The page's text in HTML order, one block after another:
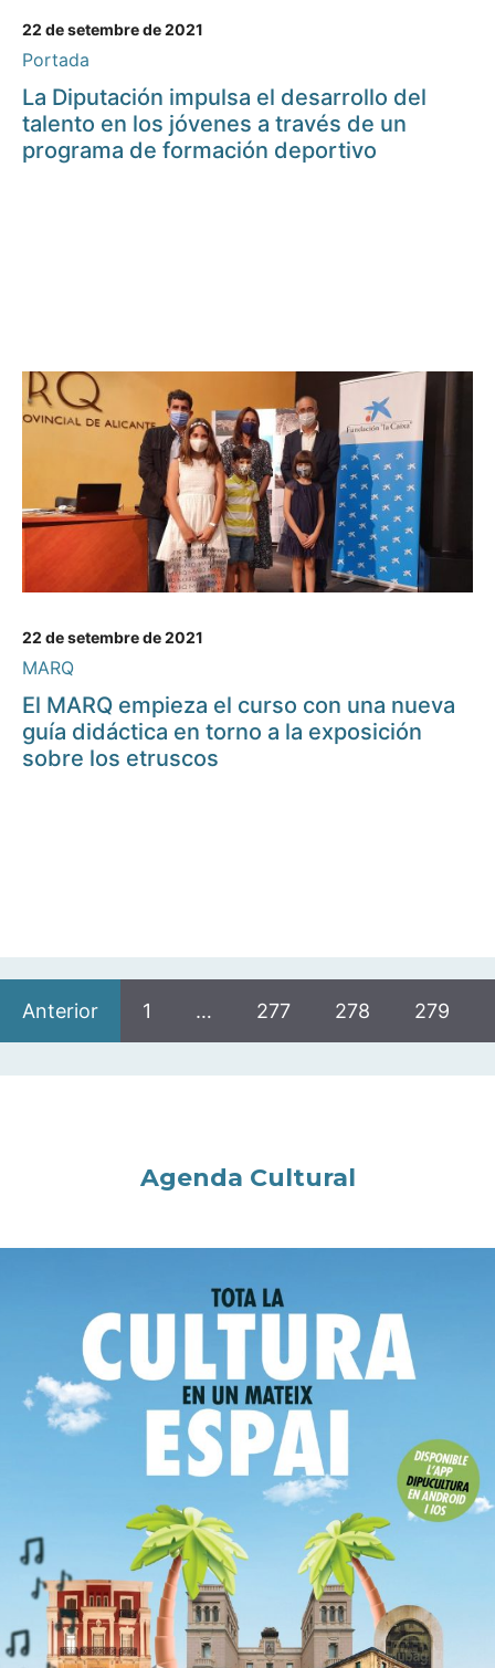
22 de setembre de 2021
Portada
La Diputación impulsa el desarrollo del
talento en los jóvenes a través de un
programa de formación deportivo
22 de setembre de 2021
MARQ
El MARQ empieza el curso con una nueva
guía didáctica en torno a la exposición
sobre los etruscos
Anterior 1 … 277 278 279
Agenda Cultural